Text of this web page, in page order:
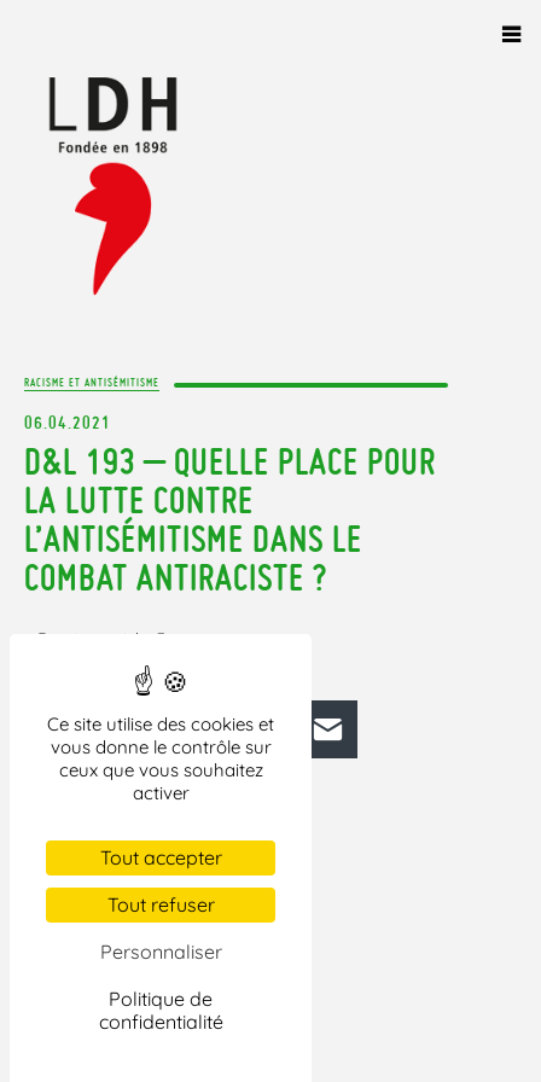
Ce site utilise des cookies et
vous donne le contrôle sur
ceux que vous souhaitez
activer
Tout accepter
Tout refuser
Personnaliser
Politique de
confidentialité
RACISME ET ANTISÉMITISME
06.04.2021
D&L 193 – QUELLE PLACE POUR
LA LUTTE CONTRE
L’ANTISÉMITISME DANS LE
COMBAT ANTIRACISTE ?
– Dossier, article, 3 pages.
Pour lire cet article,
FacebookBlueskyMastodonLinkedIn